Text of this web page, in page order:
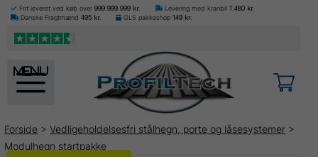
Frit leveret ved køb over 999.999.999 kr. Levering med kranbil 1.480 kr.
Danske Fragtmænd 495 kr. GLS pakkeshop 149 kr.
menu
Forside >Vedligeholdelsesfri stålhegn, porte og låsesystemer >
Modulhegn startpakke